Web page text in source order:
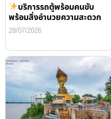
บริการรถตู้พร้อมคนขับ
พร้อมสิ่งอำนวยความสะดวก
28/07/2026